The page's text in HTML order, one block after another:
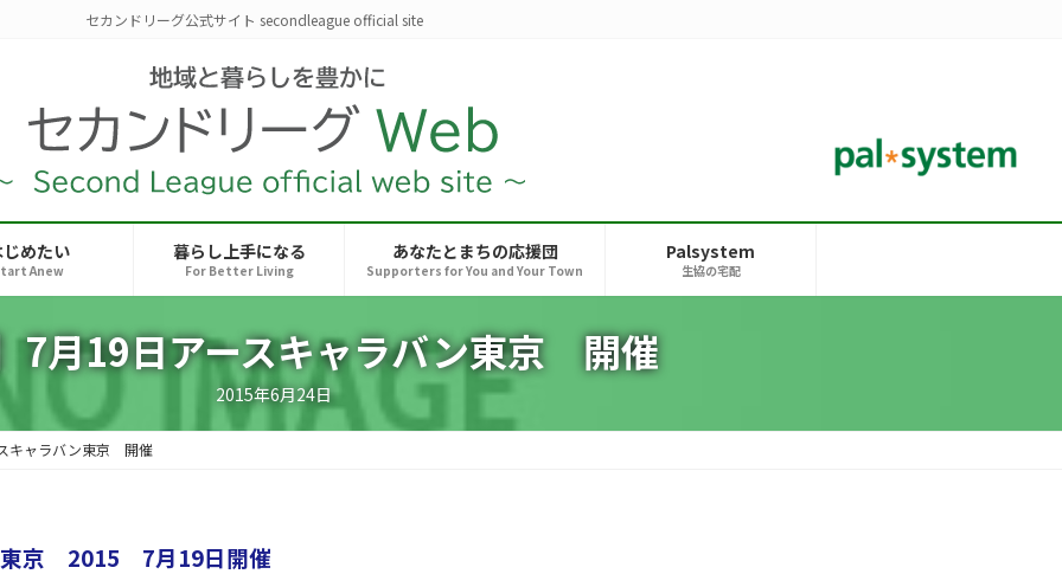
セカンドリーグ公式サイト secondleague official site
じめたい
Anew
暮らし上手になる
For Better Living
あなたとまちの応援団
Supporters for You and Your Town
Palsystem
生協の宅配
7月19日アースキャラバン東京 開催
2015年6月24日
キャラバン東京 開催
東京 2015 7月19日開催